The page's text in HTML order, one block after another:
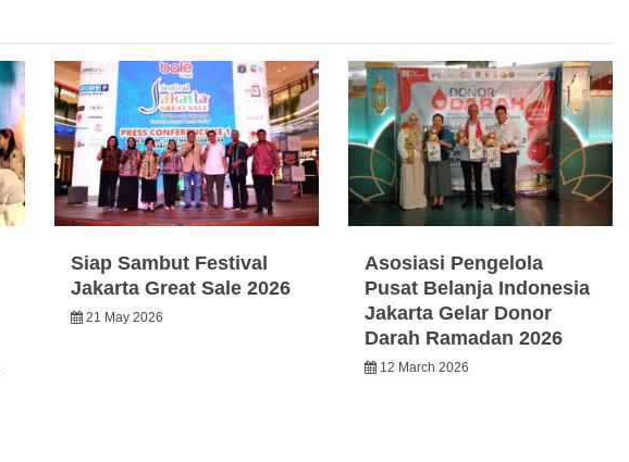
Siap Sambut Festival
Jakarta Great Sale 2026
21 May 2026
Asosiasi Pengelola
Pusat Belanja Indonesia
Jakarta Gelar Donor
Darah Ramadan 2026
12 March 2026